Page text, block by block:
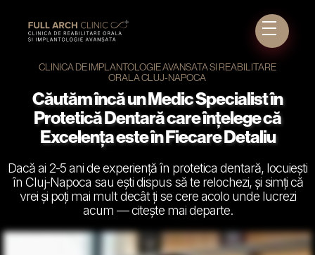
CLINICA DE IMPLANTOLOGIE AVANSATA SI REABILITARE
ORALA CLUJ-NAPOCA
Căutăm încă un Medic Specialist în
Protetică Dentară care înțelege că
Excelența este în Fiecare Detaliu
Dacă ai 2-5 ani de experiență în protetica dentară, locuiești
în Cluj-Napoca sau ești dispus să te relochezi, și simți că
vrei și poți mai mult decât ți se cere acolo unde lucrezi
acum — citește mai departe.